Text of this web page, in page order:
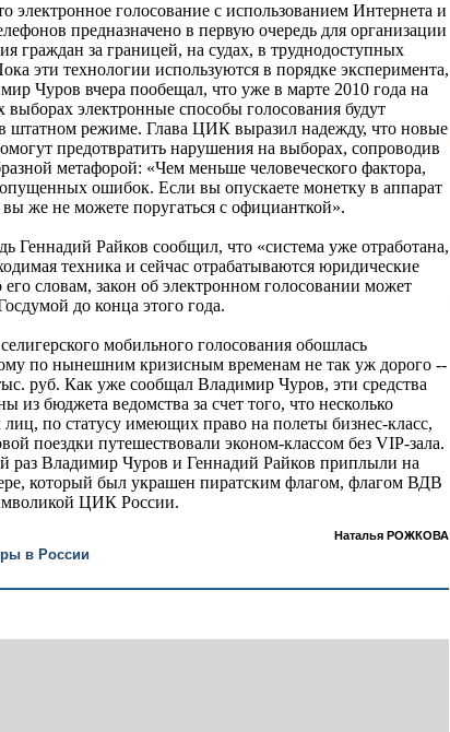
электронное голосование с использованием Интернета и
предназначено в первую очередь для организации
граждан за границей, на судах, в труднодоступных
эти технологии используются в порядке эксперимента,
Чуров вчера пообещал, что уже в марте 2010 года на
выборах электронные способы голосования будут
штатном режиме. Глава ЦИК выразил надежду, что новые
предотвратить нарушения на выборах, сопроводив
метафорой: «Чем меньше человеческого фактора,
ошибок. Если вы опускаете монетку в аппарат
же не можете поругаться с официанткой».
Геннадий Райков сообщил, что «система уже отработана,
техника и сейчас отрабатываются юридические
словам, закон об электронном голосовании может
до конца этого года.
мобильного голосования обошлась
по нынешним кризисным временам не так уж дорого --
руб. Как уже сообщал Владимир Чуров, эти средства
из бюджета ведомства за счет того, что несколько
по статусу имеющих право на полеты бизнес-класс,
поездки путешествовали эконом-классом без VIP-зала.
раз Владимир Чуров и Геннадий Райков приплыли на
который был украшен пиратским флагом, флагом ВДВ
ЦИК России.
Наталья РОЖКОВА
в России